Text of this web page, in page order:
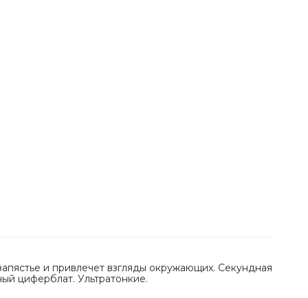
и привлечет взгляды окружающих. Секундная
циферблат. Ультратонкие.